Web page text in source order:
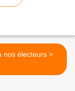
Merci à nos électeurs >